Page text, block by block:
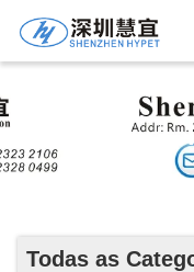
Todas as